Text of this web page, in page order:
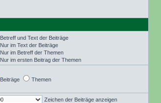
Betreff und Text der Beiträge
Nur im Text der Beiträge
Nur im Betreff der Themen
Nur im ersten Beitrag der Themen
Beiträge Themen
Zeichen der Beiträge anzeigen